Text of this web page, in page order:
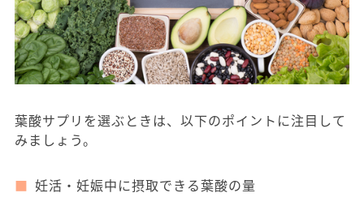
葉酸サプリを選ぶときは、以下のポイントに注目して
みましょう。
妊活・妊娠中に摂取できる葉酸の量